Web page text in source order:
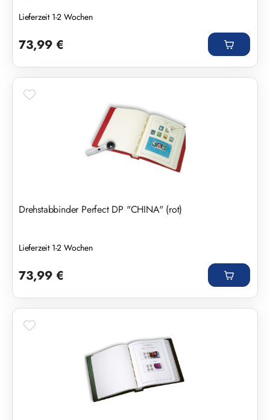
Lieferzeit 1-2 Wochen
73,99 €
Drehstabbinder Perfect DP "CHINA" (rot)
Lieferzeit 1-2 Wochen
73,99 €